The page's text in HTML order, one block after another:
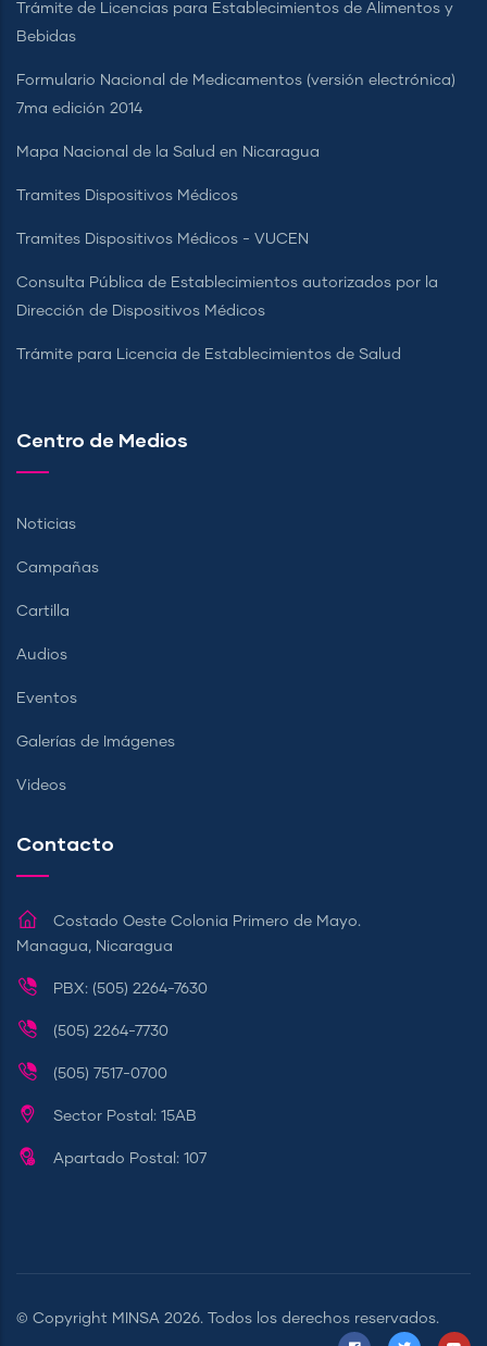
Trámite de Licencias para Establecimientos de Alimentos y
Bebidas
Formulario Nacional de Medicamentos (versión electrónica)
7ma edición 2014
Mapa Nacional de la Salud en Nicaragua
Tramites Dispositivos Médicos
Tramites Dispositivos Médicos - VUCEN
Consulta Pública de Establecimientos autorizados por la
Dirección de Dispositivos Médicos
Trámite para Licencia de Establecimientos de Salud
Centro de Medios
Noticias
Campañas
Cartilla
Audios
Eventos
Galerías de Imágenes
Videos
Contacto
Costado Oeste Colonia Primero de Mayo.
Managua, Nicaragua
PBX: (505) 2264-7630
(505) 2264-7730
(505) 7517-0700
Sector Postal: 15AB
Apartado Postal: 107
© Copyright MINSA 2026. Todos los derechos reservados.